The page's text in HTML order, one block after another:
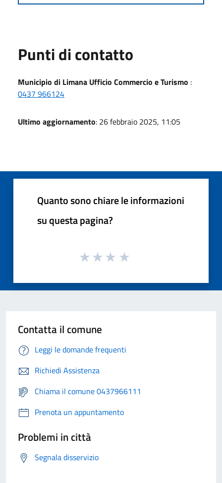
Punti di contatto
Municipio di Limana Ufficio Commercio e Turismo :
0437 966124
Ultimo aggiornamento: 26 febbraio 2025, 11:05
Quanto sono chiare le informazioni
su questa pagina?
Contatta il comune
Leggi le domande frequenti
Richiedi Assistenza
Chiama il comune 0437966111
Prenota un appuntamento
Problemi in città
Segnala disservizio